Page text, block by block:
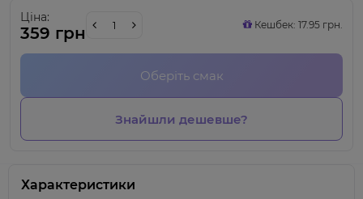
Ціна:
359 грн Кешбек: 17.95 грн.
Оберіть смак
Знайшли дешевше?
Характеристики